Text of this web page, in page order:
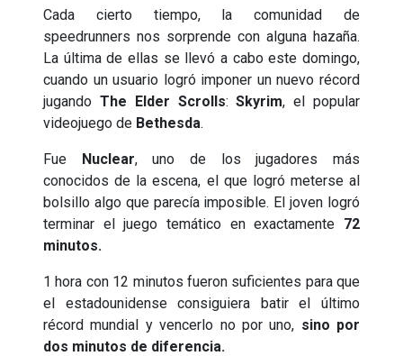
Cada cierto tiempo, la comunidad de
speedrunners nos sorprende con alguna hazaña.
La última de ellas se llevó a cabo este domingo,
cuando un usuario logró imponer un nuevo récord
jugando The Elder Scrolls:Skyrim, el popular
videojuego de Bethesda.
Fue Nuclear, uno de los jugadores más
conocidos de la escena, el que logró meterse al
bolsillo algo que parecía imposible. El joven logró
terminar el juego temático en exactamente 72
minutos.
1 hora con 12 minutos fueron suficientes para que
el estadounidense consiguiera batir el último
récord mundial y vencerlo no por uno, sino por
dos minutos de diferencia.